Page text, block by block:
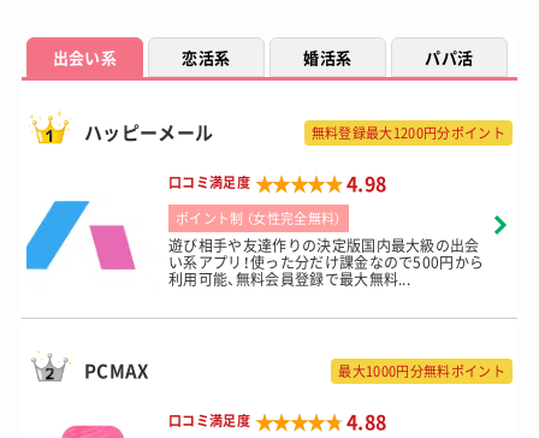
出会い系 恋活系 婚活系 パパ活
ハッピーメール 無料登録最大1200円分ポイント
口コミ満足度 ★★★★★
★★★★★4.98
ポイント制 （女性完全無料）
遊び相手や友達作りの決定版国内最大級の出会
い系アプリ！使った分だけ課金なので500円から
利用可能、無料会員登録で最大無料...
PCMAX 最大1000円分無料ポイント
口コミ満足度 ★★★★★
★★★★★4.88